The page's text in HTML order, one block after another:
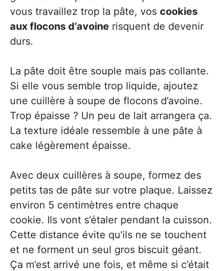
vous travaillez trop la pâte, vos cookies
aux flocons d’avoine risquent de devenir
durs.
La pâte doit être souple mais pas collante.
Si elle vous semble trop liquide, ajoutez
une cuillère à soupe de flocons d’avoine.
Trop épaisse ? Un peu de lait arrangera ça.
La texture idéale ressemble à une pâte à
cake légèrement épaisse.
Avec deux cuillères à soupe, formez des
petits tas de pâte sur votre plaque. Laissez
environ 5 centimètres entre chaque
cookie. Ils vont s’étaler pendant la cuisson.
Cette distance évite qu’ils ne se touchent
et ne forment un seul gros biscuit géant.
Ça m’est arrivé une fois, et même si c’était